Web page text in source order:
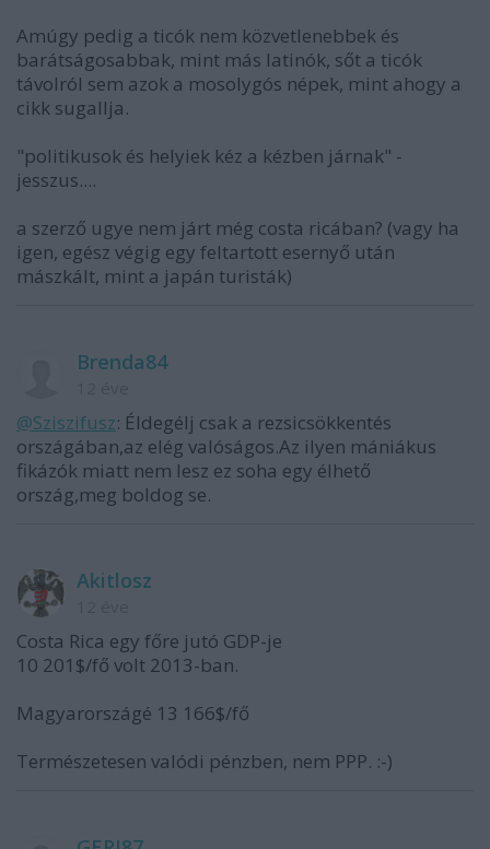
Amúgy pedig a ticók nem közvetlenebbek és
barátságosabbak, mint más latinók, sőt a ticók
távolról sem azok a mosolygós népek, mint ahogy a
cikk sugallja.
"politikusok és helyiek kéz a kézben járnak" -
jesszus....
a szerző ugye nem járt még costa ricában? (vagy ha
igen, egész végig egy feltartott esernyő után
mászkált, mint a japán turisták)
Brenda84
@Sziszifusz: Éldegélj csak a rezsicsökkentés
országában,az elég valóságos.Az ilyen mániákus
fikázók miatt nem lesz ez soha egy élhető
ország,meg boldog se.
Akitlosz
Costa Rica egy főre jutó GDP-je
10 201$/fő volt 2013-ban.
Magyarországé 13 166$/fő
Természetesen valódi pénzben, nem PPP. :-)